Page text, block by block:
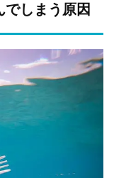
でしまう原因